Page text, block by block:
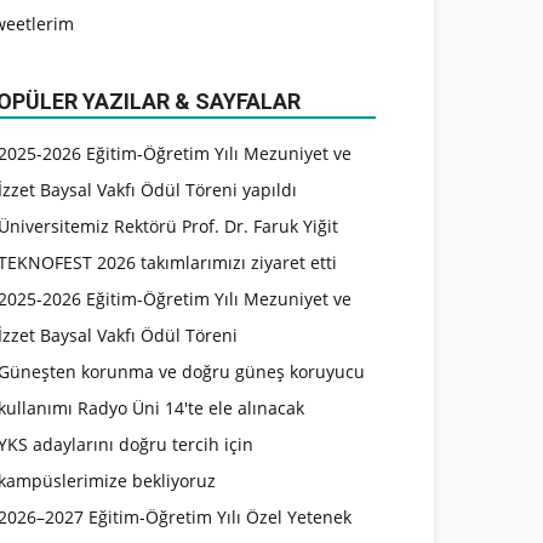
YAZILAR & SAYFALAR
2026 Eğitim-Öğretim Yılı Mezuniyet ve
Baysal Vakfı Ödül Töreni yapıldı
Rektörü Prof. Dr. Faruk Yiğit
2026 takımlarımızı ziyaret etti
2026 Eğitim-Öğretim Yılı Mezuniyet ve
Baysal Vakfı Ödül Töreni
korunma ve doğru güneş koruyucu
Radyo Üni 14'te ele alınacak
adaylarını doğru tercih için
bekliyoruz
Eğitim-Öğretim Yılı Özel Yetenek